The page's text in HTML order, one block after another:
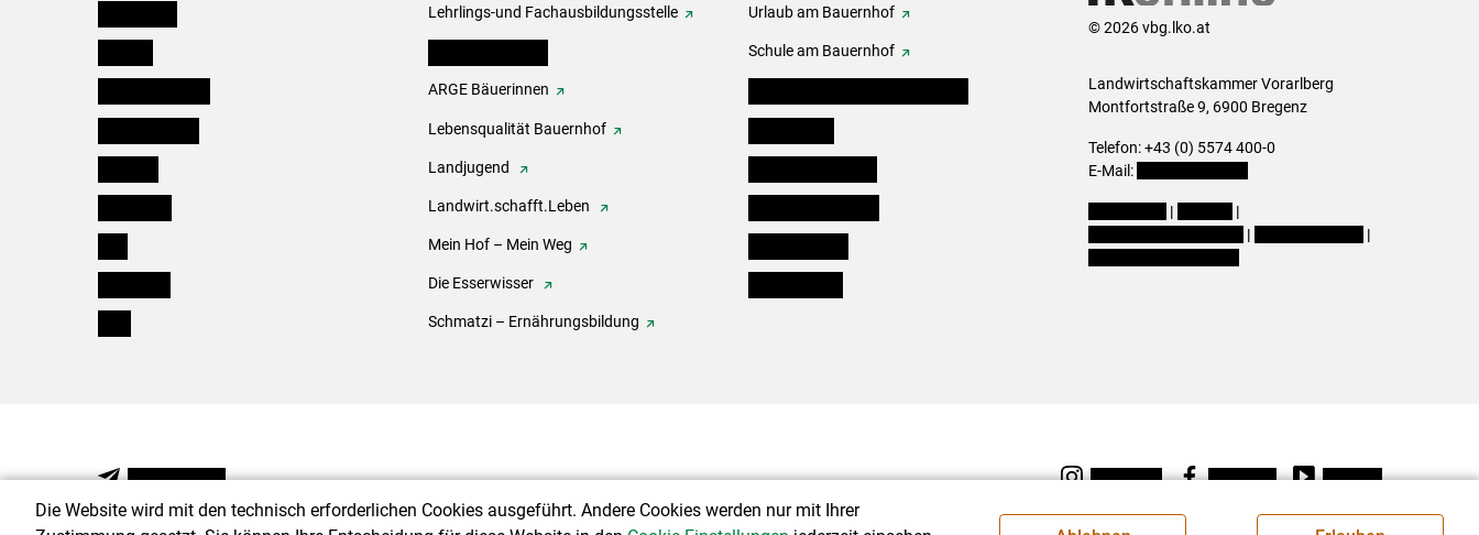
Lehrlings-und Fachausbildungsstelle
ARGE Bäuerinnen
Lebensqualität Bauernhof
Landjugend
Landwirt.schafft.Leben
Mein Hof – Mein Weg
Die Esserwisser
Schmatzi – Ernährungsbildung
Urlaub am Bauernhof
Schule am Bauernhof
© 2026 vbg.lko.at
Landwirtschaftskammer Vorarlberg
Montfortstraße 9, 6900 Bregenz
Telefon: +43 (0) 5574 400-0
E-Mail:
|
|
|
|
NEWSLETTER Instagram Facebook Youtube
Die Website wird mit den technisch erforderlichen Cookies ausgeführt. Andere Cookies werden nur mit Ihrer